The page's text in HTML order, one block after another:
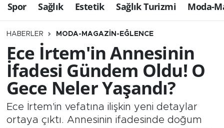
Spor Sağlık Estetik Sağlık Turizmi Moda-
HABERLER MODA-MAGAZIN-EĞLENCE
Ece İrtem'in Annesinin
İfadesi Gündem Oldu! O
Gece Neler Yaşandı?
Ece İrtem'in vefatına ilişkin yeni detaylar
ortaya çıktı. Annesinin ifadesinde doğum
Estetik
Firmalardan
Güncel
İş ve Ekonomi
Moda-Magazin-Eğlence
Hava Durumu
Namaz Vakitleri
Trafik Durumu
Şampiyonlar Ligi Puan Durumu ve Fikstür
Tüm Manşetler